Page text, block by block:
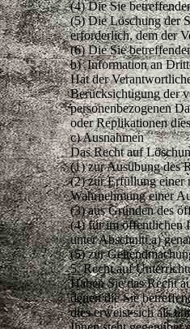
(4) Die Sie
(5) Die Löschung der
erforderlich, dem der
(6) Die Sie
b) Information an
Hat der
Berücksichtigung der
personenbezogenen
oder Replikationen
c) Ausnahmen
Das Recht auf
(1) zur Ausübung des
(2) zur Erfüllung einer
Wahrnehmung einer
(3) aus Gründen des
(4) für im öffentlichen
unter Abschnitt a)
(5) zur
5. Recht auf
Haben Sie das Recht
denen die Sie
dies erweist sich als